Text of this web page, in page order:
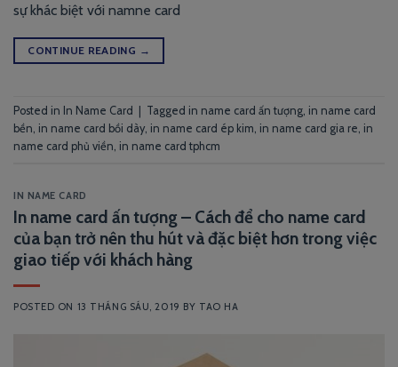
sự khác biệt với namne card
CONTINUE READING →
Posted in In Name Card Tagged in name card ấn tượng, in name card
bền, in name card bồi dày, in name card ép kim, in name card gia re, in
name card phủ viền, in name card tphcm
IN NAME CARD
In name card ấn tượng – Cách để cho name card
của bạn trở nên thu hút và đặc biệt hơn trong việc
giao tiếp với khách hàng
POSTED ON 13 THÁNG SÁU, 2019 BY TAO HA